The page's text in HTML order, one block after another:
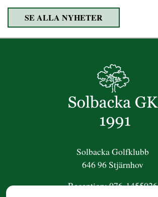
SE ALLA NYHETER
Solbacka Golfklubb
646 96 Stjärnhov
Reception:076-1455026